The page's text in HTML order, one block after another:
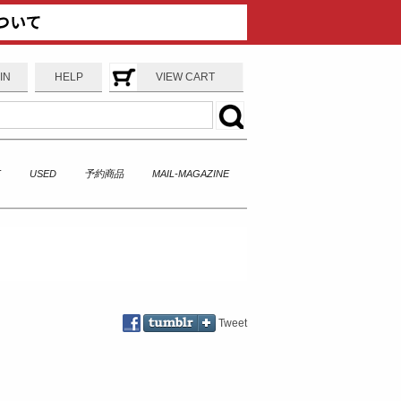
HELP VIEW CART
USED 予約商品 MAIL-MAGAZINE
Tweet